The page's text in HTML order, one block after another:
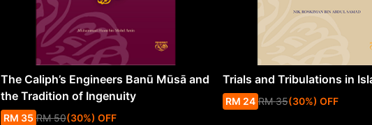
The Caliph’s Engineers Banū Mūsā and
the Tradition of Ingenuity
RM 35 RM 50(30%) OFF
Trials and Tribulations in
RM 24 RM 35(30%) OFF